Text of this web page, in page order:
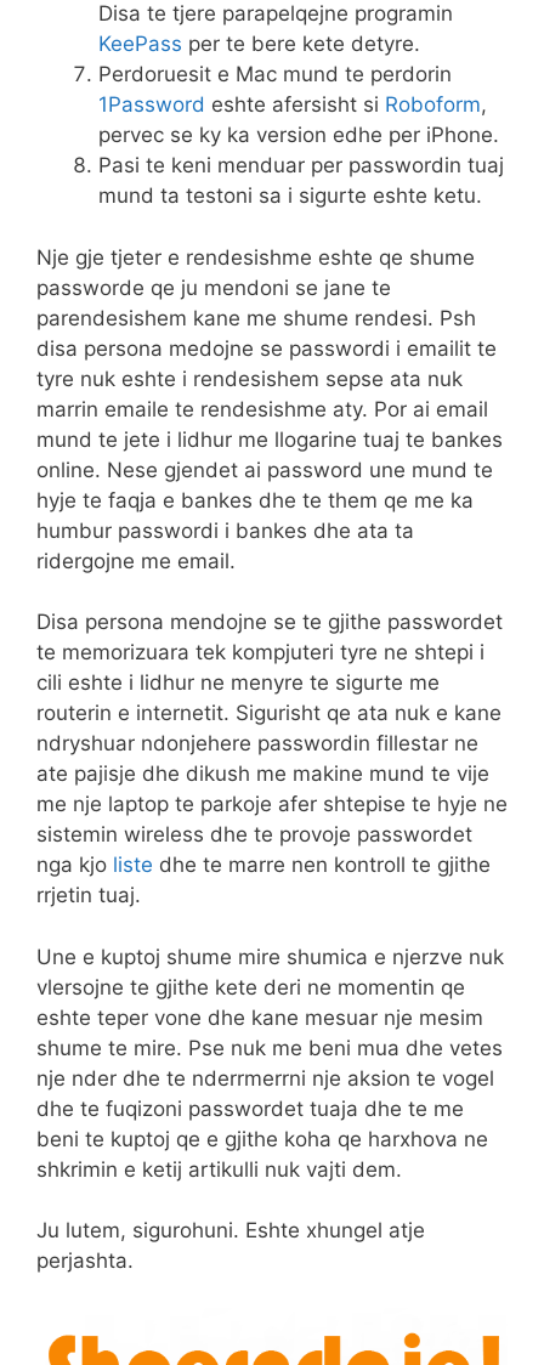
Disa te tjere parapelqejne programin
KeePass per te bere kete detyre.
Perdoruesit e Mac mund te perdorin
1Password eshte afersisht si Roboform,
pervec se ky ka version edhe per iPhone.
Pasi te keni menduar per passwordin tuaj
mund ta testoni sa i sigurte eshte ketu.
Nje gje tjeter e rendesishme eshte qe shume
passworde qe ju mendoni se jane te
parendesishem kane me shume rendesi. Psh
disa persona medojne se passwordi i emailit te
tyre nuk eshte i rendesishem sepse ata nuk
marrin emaile te rendesishme aty. Por ai email
mund te jete i lidhur me llogarine tuaj te bankes
online. Nese gjendet ai password une mund te
hyje te faqja e bankes dhe te them qe me ka
humbur passwordi i bankes dhe ata ta
ridergojne me email.
Disa persona mendojne se te gjithe passwordet
te memorizuara tek kompjuteri tyre ne shtepi i
cili eshte i lidhur ne menyre te sigurte me
routerin e internetit. Sigurisht qe ata nuk e kane
ndryshuar ndonjehere passwordin fillestar ne
ate pajisje dhe dikush me makine mund te vije
me nje laptop te parkoje afer shtepise te hyje ne
sistemin wireless dhe te provoje passwordet
nga kjo liste dhe te marre nen kontroll te gjithe
rrjetin tuaj.
Une e kuptoj shume mire shumica e njerzve nuk
vlersojne te gjithe kete deri ne momentin qe
eshte teper vone dhe kane mesuar nje mesim
shume te mire. Pse nuk me beni mua dhe vetes
nje nder dhe te nderrmerrni nje aksion te vogel
dhe te fuqizoni passwordet tuaja dhe te me
beni te kuptoj qe e gjithe koha qe harxhova ne
shkrimin e ketij artikulli nuk vajti dem.
Ju lutem, sigurohuni. Eshte xhungel atje
perjashta.